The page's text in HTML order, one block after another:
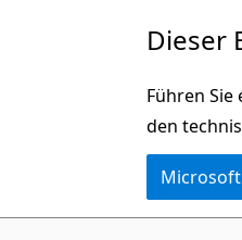
Dieser
Führen
den